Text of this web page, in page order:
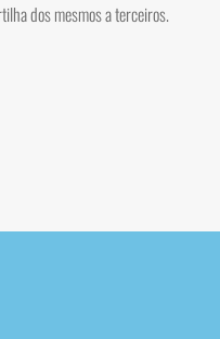
dos mesmos a terceiros.